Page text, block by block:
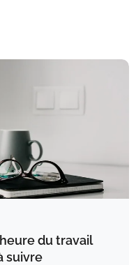
du travail
suivre